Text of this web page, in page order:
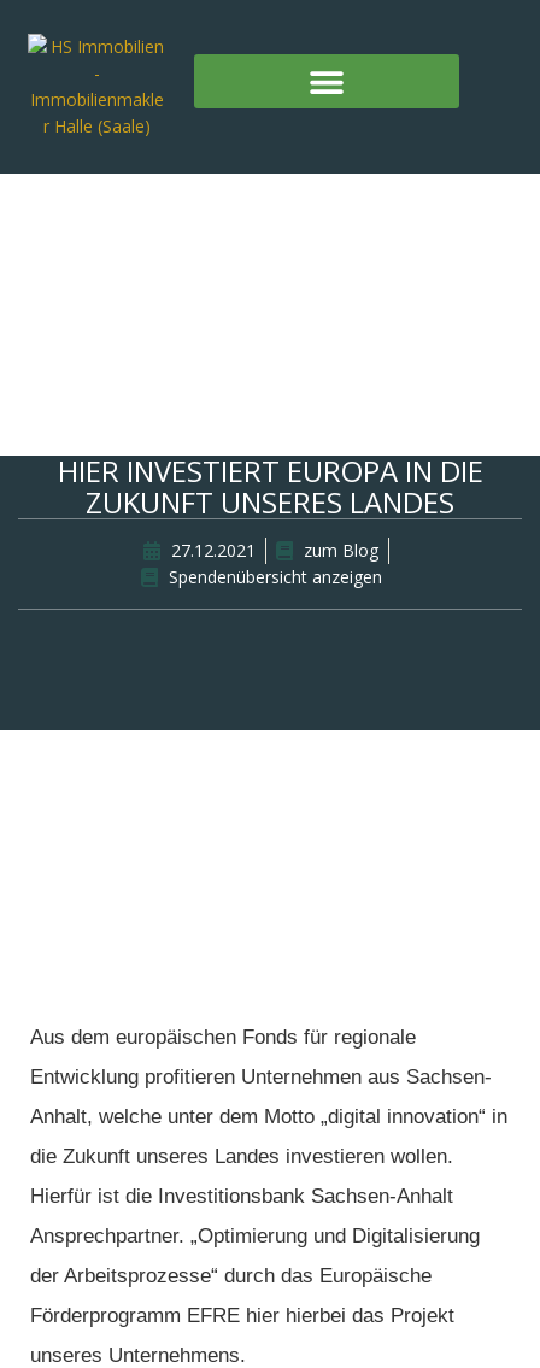
HIER INVESTIERT EUROPA IN DIE
ZUKUNFT UNSERES LANDES
27.12.2021
zum Blog
Spendenübersicht anzeigen
Aus dem europäischen Fonds für regionale
Entwicklung profitieren Unternehmen aus Sachsen-
Anhalt, welche unter dem Motto „digital innovation“ in
die Zukunft unseres Landes investieren wollen.
Hierfür ist die Investitionsbank Sachsen-Anhalt
Ansprechpartner. „Optimierung und Digitalisierung
der Arbeitsprozesse“ durch das Europäische
Förderprogramm EFRE hier hierbei das Projekt
unseres Unternehmens.